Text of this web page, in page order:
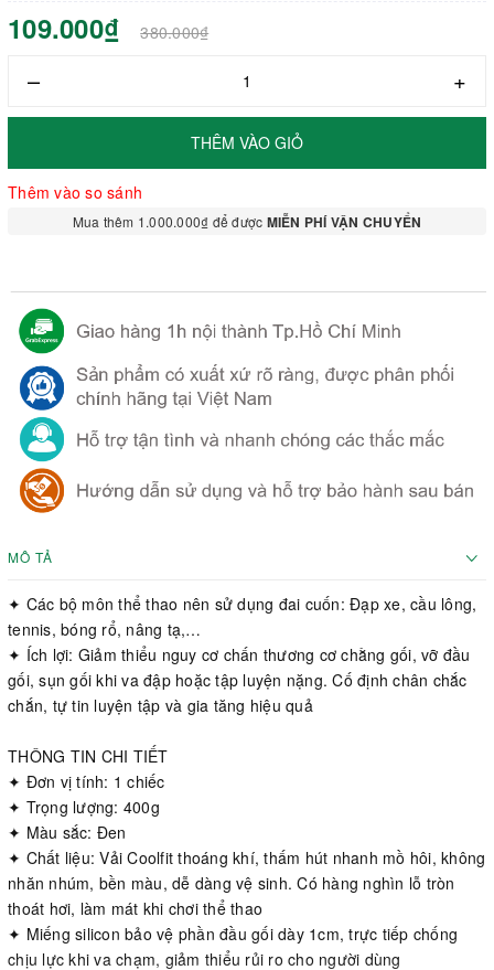
109.000₫ 380.000₫
– +
THÊM VÀO GIỎ
Thêm vào so sánh
Mua thêm 1.000.000₫ để được MIỄN PHÍ VẬN CHUYỂN
MÔ TẢ
✦ Các bộ môn thể thao nên sử dụng đai cuốn: Đạp xe, cầu lông,
tennis, bóng rổ, nâng tạ,…
✦ Ích lợi: Giảm thiểu nguy cơ chấn thương cơ chằng gối, vỡ đầu
gối, sụn gối khi va đập hoặc tập luyện nặng. Cố định chân chắc
chắn, tự tin luyện tập và gia tăng hiệu quả
THÔNG TIN CHI TIẾT
✦ Đơn vị tính: 1 chiếc
✦ Trọng lượng: 400g
✦ Màu sắc: Đen
✦ Chất liệu: Vải Coolfit thoáng khí, thấm hút nhanh mồ hôi, không
nhăn nhúm, bền màu, dễ dàng vệ sinh. Có hàng nghìn lỗ tròn
thoát hơi, làm mát khi chơi thể thao
✦ Miếng silicon bảo vệ phần đầu gối dày 1cm, trực tiếp chống
chịu lực khi va chạm, giảm thiểu rủi ro cho người dùng